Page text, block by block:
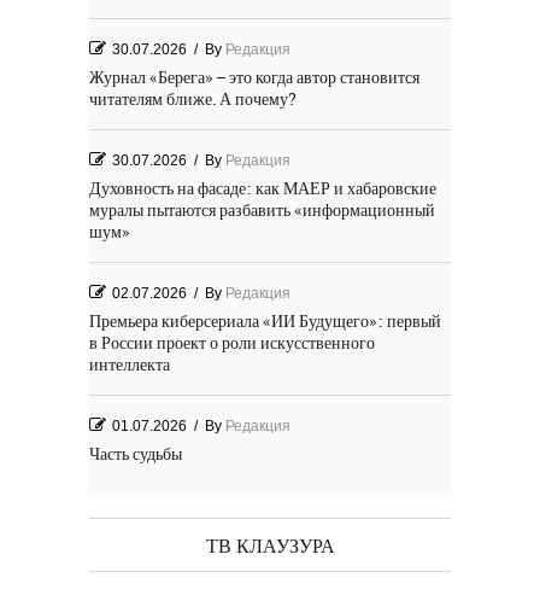
30.07.2026 / By Редакция
Журнал «Берега» – это когда автор становится
читателям ближе. А почему?
30.07.2026 / By Редакция
Духовность на фасаде: как МАЕР и хабаровские
муралы пытаются разбавить «информационный
шум»
02.07.2026 / By Редакция
Премьера киберсериала «ИИ Будущего»: первый
в России проект о роли искусственного
интеллекта
01.07.2026 / By Редакция
Часть судьбы
29.06.2026 / ByРедакция
День Победы! Посёлок Гидростроитель. 2026 год
ТВ КЛАУЗУРА